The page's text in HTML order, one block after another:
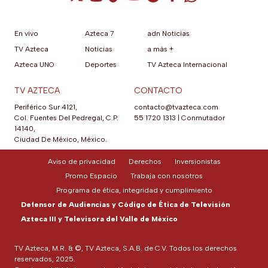
En vivo
TV Azteca
Azteca UNO
Azteca 7
Noticias
Deportes
adn Noticias
a más +
TV Azteca Internacional
TV AZTECA
Periférico Sur 4121,
Col. Fuentes Del Pedregal, C.P.
14140,
Ciudad De México, México.
CONTACTO
contacto@tvazteca.com
55 1720 1313
Conmutador
TV Azteca, M.R. & ©, TV Azteca, S.A.B. de C.V. Todos los derechos
reservados, 2025.
Aviso de privacidad Derechos
Inversionistas
Promo Espacio
Trabaja con nosotros
Programa de ética, integridad y cumplimiento
Defensor de Audiencias y Código de Ética de Televisión
Azteca III y Televisora del Valle de México